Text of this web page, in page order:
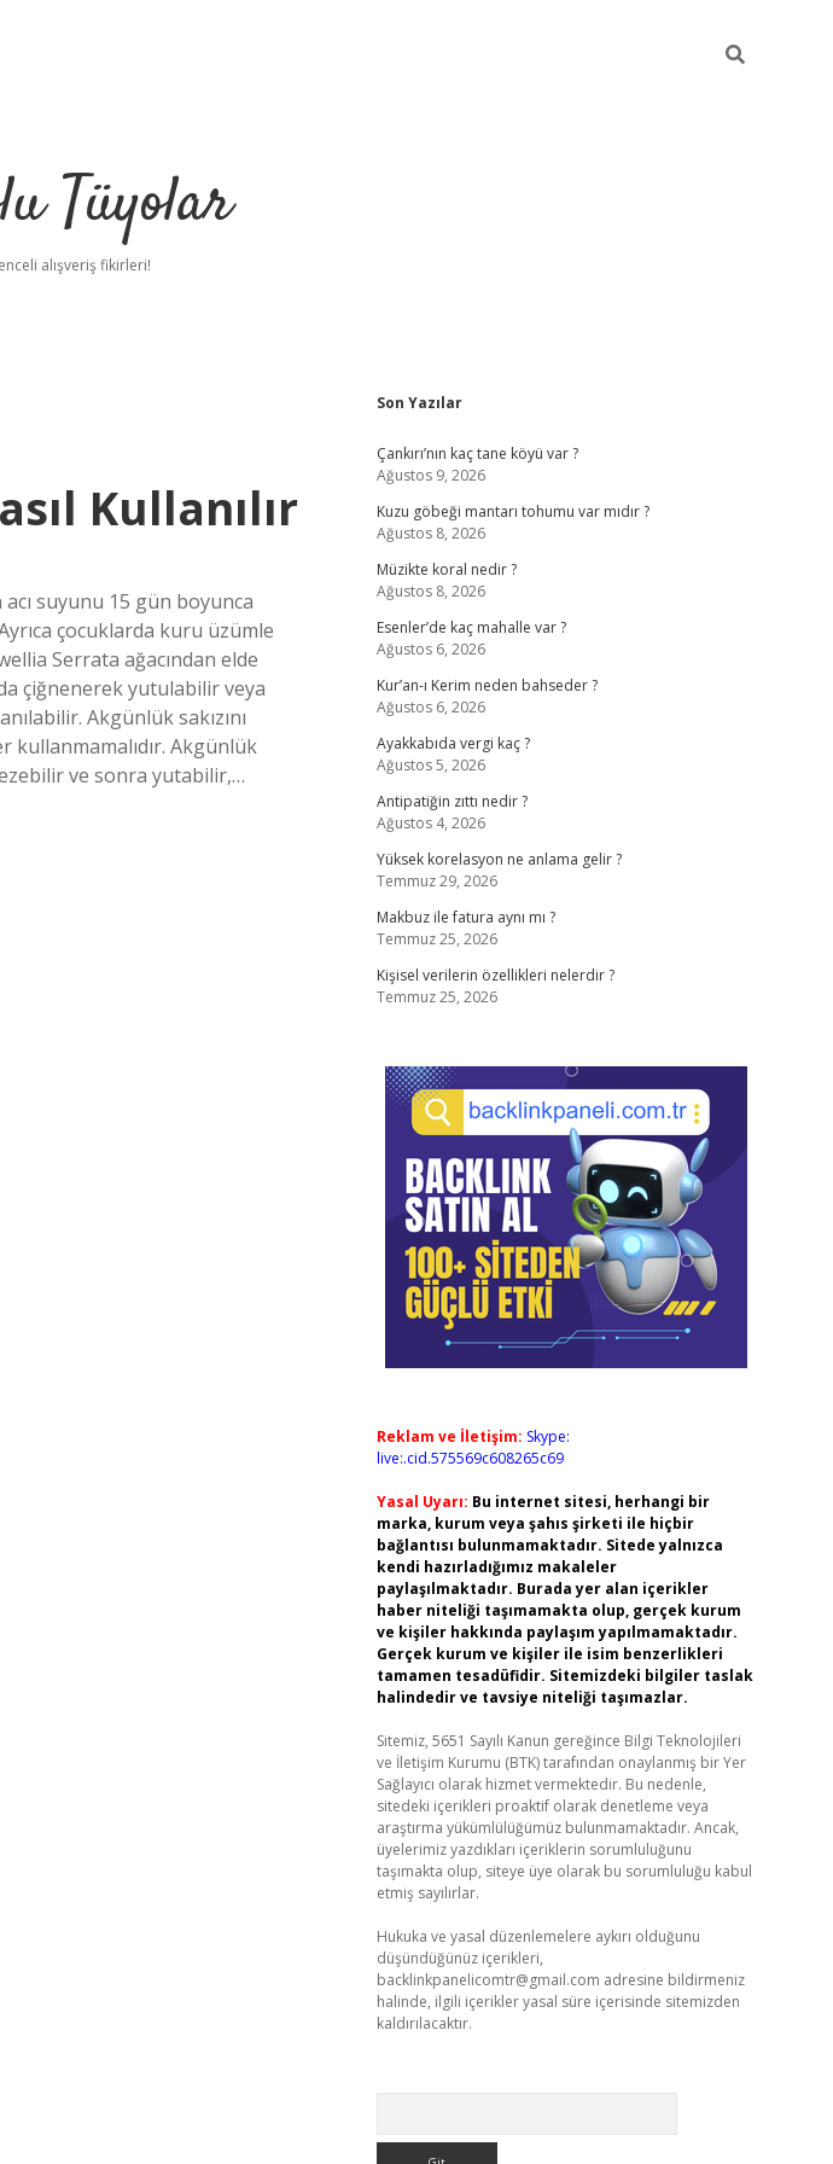
Tüyolar
alışveriş fikirleri!
Kullanılır
acı suyunu 15 gün boyunca
çocuklarda kuru üzümle
Serrata ağacından elde
çiğnenerek yutulabilir veya
Akgünlük sakızını
kullanmamalıdır. Akgünlük
ve sonra yutabilir,…
Sidebar
Son Yazılar
Çankırı’nın kaç tane köyü var ?
Ağustos 9, 2026
Kuzu göbeği mantarı tohumu var mıdır ?
Ağustos 8, 2026
Müzikte koral nedir ?
Ağustos 8, 2026
Esenler’de kaç mahalle var ?
Ağustos 6, 2026
Kur’an-ı Kerim neden bahseder ?
Ağustos 6, 2026
Ayakkabıda vergi kaç ?
Ağustos 5, 2026
Antipatiğin zıttı nedir ?
Ağustos 4, 2026
Yüksek korelasyon ne anlama gelir ?
Temmuz 29, 2026
Makbuz ile fatura aynı mı ?
Temmuz 25, 2026
Kişisel verilerin özellikleri nelerdir ?
Temmuz 25, 2026
Reklam ve İletişim: Skype:
live:.cid.575569c608265c69
Yasal Uyarı: Bu internet sitesi, herhangi bir
marka, kurum veya şahıs şirketi ile hiçbir
bağlantısı bulunmamaktadır. Sitede yalnızca
kendi hazırladığımız makaleler
paylaşılmaktadır. Burada yer alan içerikler
haber niteliği taşımamakta olup, gerçek kurum
ve kişiler hakkında paylaşım yapılmamaktadır.
Gerçek kurum ve kişiler ile isim benzerlikleri
tamamen tesadüfidir. Sitemizdeki bilgiler taslak
halindedir ve tavsiye niteliği taşımazlar.
Sitemiz, 5651 Sayılı Kanun gereğince Bilgi Teknolojileri
ve İletişim Kurumu (BTK) tarafından onaylanmış bir Yer
Sağlayıcı olarak hizmet vermektedir. Bu nedenle,
sitedeki içerikleri proaktif olarak denetleme veya
araştırma yükümlülüğümüz bulunmamaktadır. Ancak,
üyelerimiz yazdıkları içeriklerin sorumluluğunu
taşımakta olup, siteye üye olarak bu sorumluluğu kabul
etmiş sayılırlar.
Hukuka ve yasal düzenlemelere aykırı olduğunu
düşündüğünüz içerikleri,
backlinkpanelicomtr@gmail.com adresine bildirmeniz
halinde, ilgili içerikler yasal süre içerisinde sitemizden
kaldırılacaktır.
hiltonbetilbet giriş yap